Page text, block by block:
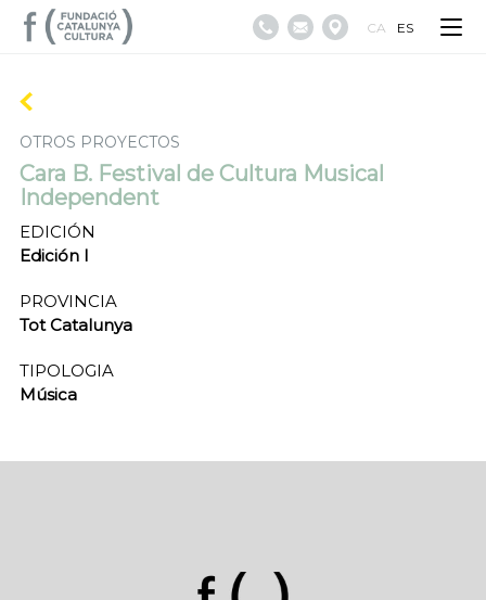
CA ES
OTROS PROYECTOS
Cara B. Festival de Cultura Musical
Independent
EDICIÓN
Edición I
PROVINCIA
Tot Catalunya
TIPOLOGIA
Música